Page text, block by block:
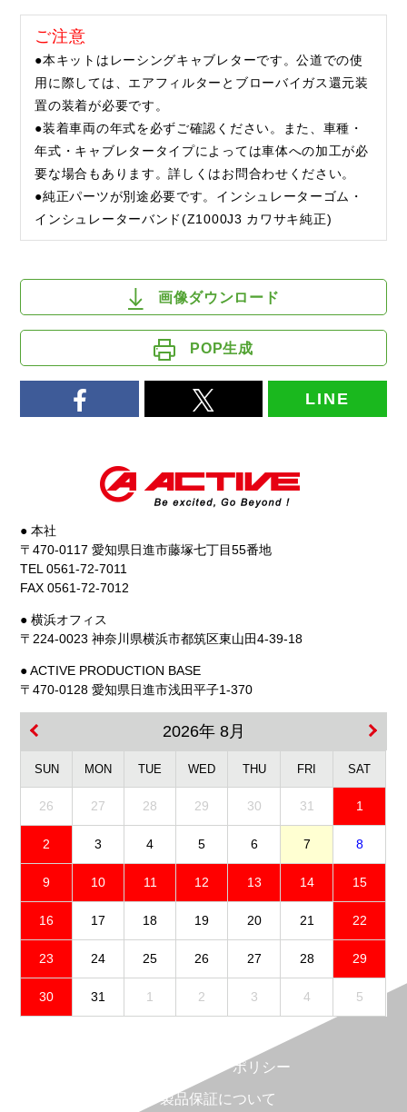
ご注意
●本キットはレーシングキャブレターです。公道での使
用に際しては、エアフィルターとブローバイガス還元装
置の装着が必要です。
●装着車両の年式を必ずご確認ください。また、車種・
年式・キャブレタータイプによっては車体への加工が必
要な場合もあります。詳しくはお問合わせください。
●純正パーツが別途必要です。インシュレーターゴム・
インシュレーターバンド(Z1000J3 カワサキ純正)
画像ダウンロード
POP生成
LINE
● 本社
〒470-0117 愛知県日進市藤塚七丁目55番地
TEL 0561-72-7011
FAX 0561-72-7012
● 横浜オフィス
〒224-0023 神奈川県横浜市都筑区東山田4-39-18
● ACTIVE PRODUCTION BASE
〒470-0128 愛知県日進市浅田平子1-370
2026年 8月
SUN MON TUE WED THU FRI SAT
26 27 28 29 30 31 1
2 3 4 5 6 7 8
9 10 11 12 13 14 15
16 17 18 19 20 21 22
23 24 25 26 27 28 29
30 31 1 2 3 4 5
プライバシーポリシー
製品保証について